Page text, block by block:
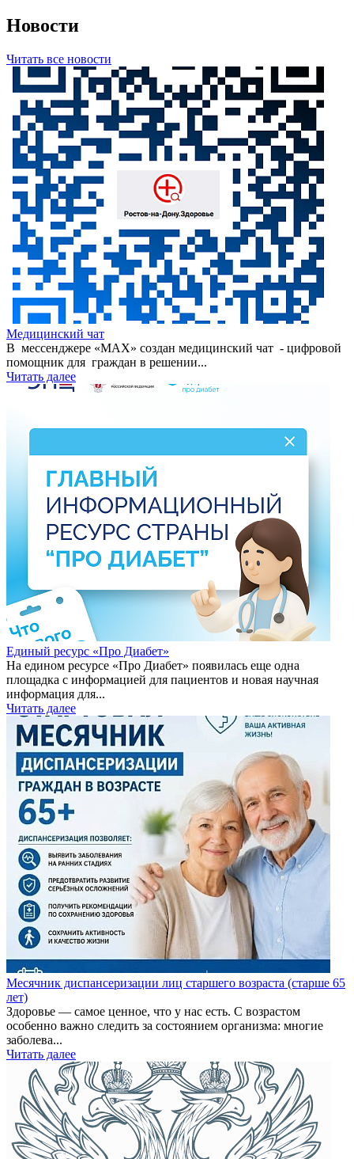
Новости
Читать все новости
Медицинский чат
В мессенджере «МАХ» создан медицинский чат - цифровой
помощник для граждан в решении...
Читать далее
Единый ресурс «Про Диабет»
На едином ресурсе «Про Диабет» появилась еще одна
площадка с информацией для пациентов и новая научная
информация для...
Читать далее
Месячник диспансеризации лиц старшего возраста (старше 65
лет)
Здоровье — самое ценное, что у нас есть. С возрастом
особенно важно следить за состоянием организма: многие
заболева...
Читать далее